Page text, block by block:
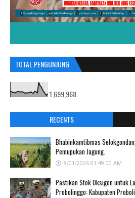
TOTAL PENGUNJUNG
1,699,968
RECENTS
Bhabinkamtibmas
Pemupukan Jagung.
8/01/2026 01:49:00 AM
Pastikan Stok Oksigen untuk
Probolinggo: Kabupaten